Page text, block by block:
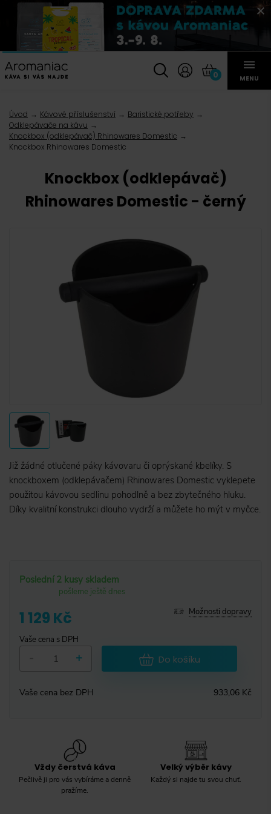
0 MENU
Úvod Kávové příslušenství
Baristické potřeby
Odklepávače na kávu
Knockbox (odklepávač) Rhinowares Domestic
Knockbox Rhinowares Domestic
Knockbox (odklepávač)
Rhinowares Domestic - černý
Již žádné otlučené páky kávovaru či oprýskané kbelíky. S
knockboxem (odklepávačem) Rhinowares Domestic vyklepete
použitou kávovou sedlinu pohodlně a bez zbytečného hluku.
Díky kvalitní konstrukci dlouho vydrží a můžete ho mýt v myčce.
Poslední 2 kusy skladem
pošleme ještě dnes
1 129 Kč
Vaše cena s DPH
Možnosti dopravy
+ Do košíku
Vaše cena bez DPH 933,06 Kč
Vždy čerstvá káva
Pečlivě ji pro vás vybíráme a denně
pražíme.
Velký výběr kávy
Každý si najde tu svou chuť.